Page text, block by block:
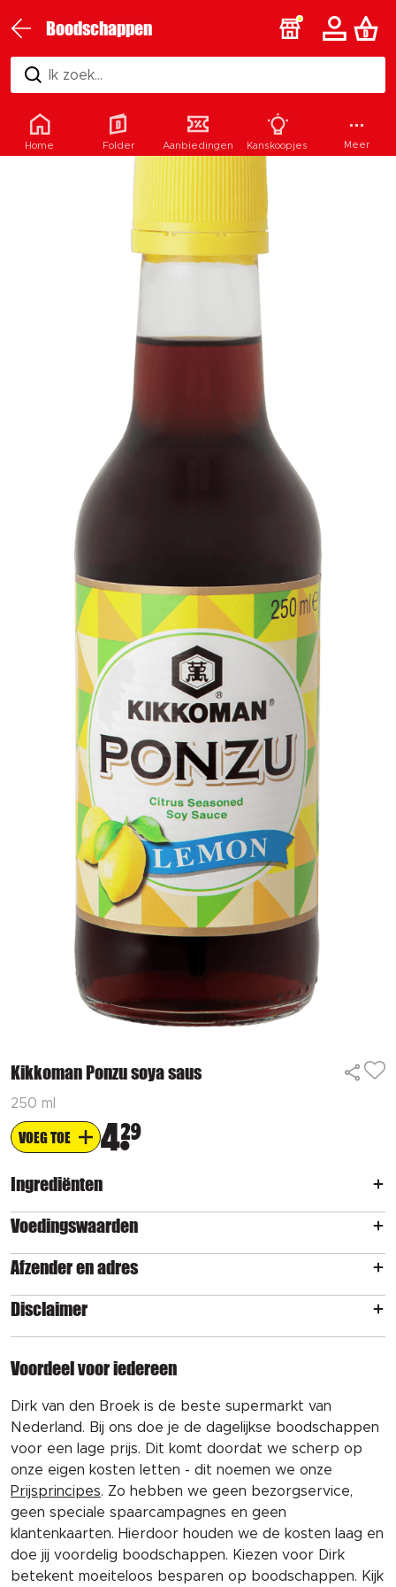
Boodschappen
Ik zoek...
Kikkoman Ponzu soya saus
250 ml
VOEG TOE 429
Ingrediënten
Voedingswaarden
Afzender en adres
Disclaimer
Voordeel voor iedereen
Dirk van den Broek is de beste supermarkt van
Nederland. Bij ons doe je de dagelijkse boodschappen
voor een lage prijs. Dit komt doordat we scherp op
onze eigen kosten letten - dit noemen we onze
Prijsprincipes. Zo hebben we geen bezorgservice,
geen speciale spaarcampagnes en geen
klantenkaarten. Hierdoor houden we de kosten laag en
doe jij voordelig boodschappen. Kiezen voor Dirk
betekent moeiteloos besparen op boodschappen. Kijk
Home Folder Aanbiedingen Kanskoopjes Meer